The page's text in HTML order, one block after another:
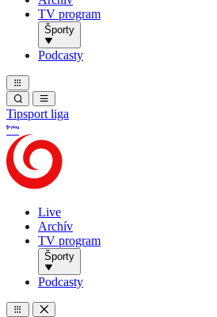
TV program
Športy
Podcasty
Tipsport liga
Live
Archív
TV program
Športy
Podcasty